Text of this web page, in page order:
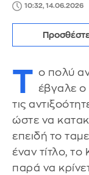
10:32, 14.06.2026
Τ ο πολύ
έβγαλε ο
τις
ώστε να
επειδή το
έναν τίτλο,
παρά να